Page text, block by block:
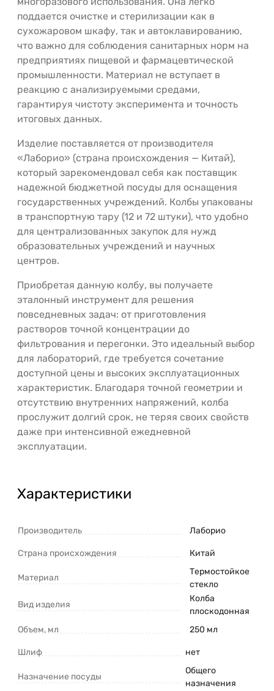
поддается очистке и стерилизации как в
сухожаровом шкафу, так и автоклавированию,
что важно для соблюдения санитарных норм на
предприятиях пищевой и фармацевтической
промышленности. Материал не вступает в
реакцию с анализируемыми средами,
гарантируя чистоту эксперимента и точность
итоговых данных.
Изделие поставляется от производителя
«Лаборио» (страна происхождения — Китай),
который зарекомендовал себя как поставщик
надежной бюджетной посуды для оснащения
государственных учреждений. Колбы упакованы
в транспортную тару (12 и 72 штуки), что удобно
для централизованных закупок для нужд
образовательных учреждений и научных
центров.
Приобретая данную колбу, вы получаете
эталонный инструмент для решения
повседневных задач: от приготовления
растворов точной концентрации до
фильтрования и перегонки. Это идеальный выбор
для лабораторий, где требуется сочетание
доступной цены и высоких эксплуатационных
характеристик. Благодаря точной геометрии и
отсутствию внутренних напряжений, колба
прослужит долгий срок, не теряя своих свойств
даже при интенсивной ежедневной
эксплуатации.
Характеристики
Производитель Лаборио
Страна происхождения Китай
Материал
Термостойкое
стекло
Вид изделия
Колба
плоскодонная
Объем, мл
250 мл
Шлиф нет
Назначение посуды
Общего
назначения